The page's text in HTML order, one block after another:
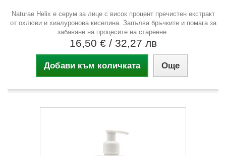
Naturae Helix е серум за лице с висок процент пречистен екстракт
от охлюви и хиалуронова киселина. Запълва бръчките и помага за
забавяне на процесите на стареене.
16,50 € / 32,27 лв
Добави към количката Още